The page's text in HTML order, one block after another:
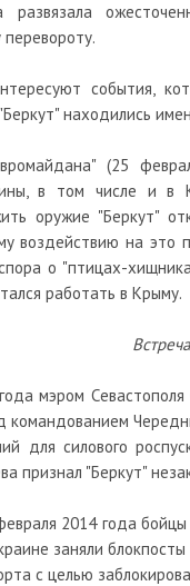
развязала
события,
находились
(25
в том числе и в
оружие "Беркут"
воздействию на это
о "птицах-
работать в Крыму.
мэром
командованием
для силового
признал "Беркут"
2014 года
заняли
с целью